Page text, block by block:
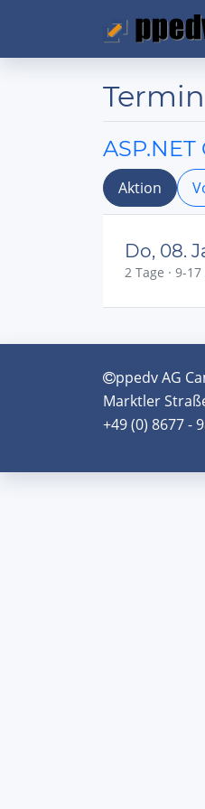
Aktion
Do, 08.
2 Tage · 9-
ppedv AG
Marktler
+49 (0) 8677 -